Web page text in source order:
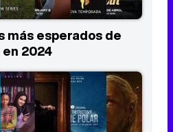
más esperados de
2024